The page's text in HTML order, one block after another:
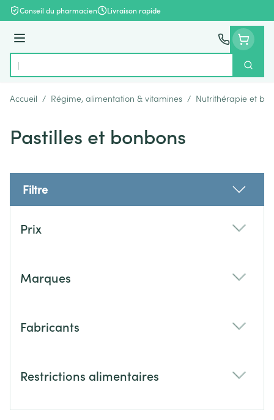
Aller au contenu
Conseil du pharmacien Livraison rapide
Menu
Rechercher
Accueil / Régime, alimentation & vitamines / Nutrithérapie et
Pastilles et bonbons
Filtre
Prix
Marques
Fabricants
Restrictions alimentaires